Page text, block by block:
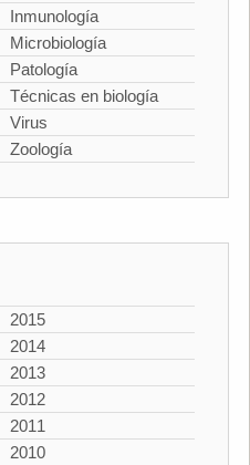
Inmunología
Microbiología
Patología
Técnicas en biología
Virus
Zoología
2015
2014
2013
2012
2011
2010